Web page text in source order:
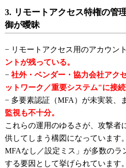
3. リモートアクセス特権の管
御が曖昧
− リモートアクセス用のアカウン
ントが残っている。
− 社外・ベンダー・協力会社アク
ットワーク／重要システム"に接続
− 多要素認証（MFA）が未実装、
監視も不十分。
これらの運用のゆるさが、攻撃者
供してしまう構図になっています
MFAなし／設定ミス」が多数のラ
する要因として挙げられています